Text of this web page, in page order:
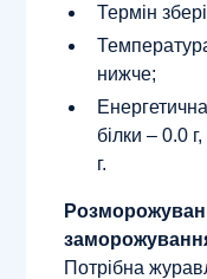
Термін
нижче;
білки – 0.0
г.
Потрібна